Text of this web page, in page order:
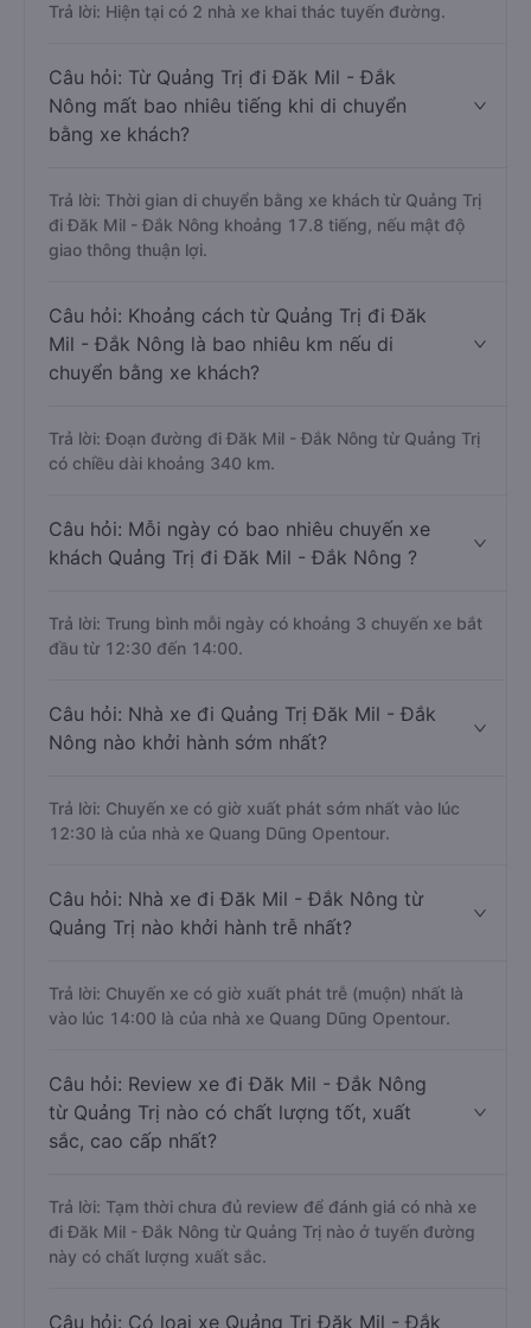
Trả lời: Hiện tại có 2 nhà xe khai thác tuyến đường.
Câu hỏi: Từ Quảng Trị đi Đăk Mil - Đắk
Nông mất bao nhiêu tiếng khi di chuyển
bằng xe khách?
Trả lời: Thời gian di chuyển bằng xe khách từ Quảng Trị
đi Đăk Mil - Đắk Nông khoảng 17.8 tiếng, nếu mật độ
giao thông thuận lợi.
Câu hỏi: Khoảng cách từ Quảng Trị đi Đăk
Mil - Đắk Nông là bao nhiêu km nếu di
chuyển bằng xe khách?
Trả lời: Đoạn đường đi Đăk Mil - Đắk Nông từ Quảng Trị
có chiều dài khoảng 340 km.
Câu hỏi: Mỗi ngày có bao nhiêu chuyến xe
khách Quảng Trị đi Đăk Mil - Đắk Nông ?
Trả lời: Trung bình mỗi ngày có khoảng 3 chuyến xe bắt
đầu từ 12:30 đến 14:00.
Câu hỏi: Nhà xe đi Quảng Trị Đăk Mil - Đắk
Nông nào khởi hành sớm nhất?
Trả lời: Chuyến xe có giờ xuất phát sớm nhất vào lúc
12:30 là của nhà xe Quang Dũng Opentour.
Câu hỏi: Nhà xe đi Đăk Mil - Đắk Nông từ
Quảng Trị nào khởi hành trễ nhất?
Trả lời: Chuyến xe có giờ xuất phát trễ (muộn) nhất là
vào lúc 14:00 là của nhà xe Quang Dũng Opentour.
Câu hỏi: Review xe đi Đăk Mil - Đắk Nông
từ Quảng Trị nào có chất lượng tốt, xuất
sắc, cao cấp nhất?
Trả lời: Tạm thời chưa đủ review để đánh giá có nhà xe
đi Đăk Mil - Đắk Nông từ Quảng Trị nào ở tuyến đường
này có chất lượng xuất sắc.
Câu hỏi: Có loại xe Quảng Trị Đăk Mil - Đắk